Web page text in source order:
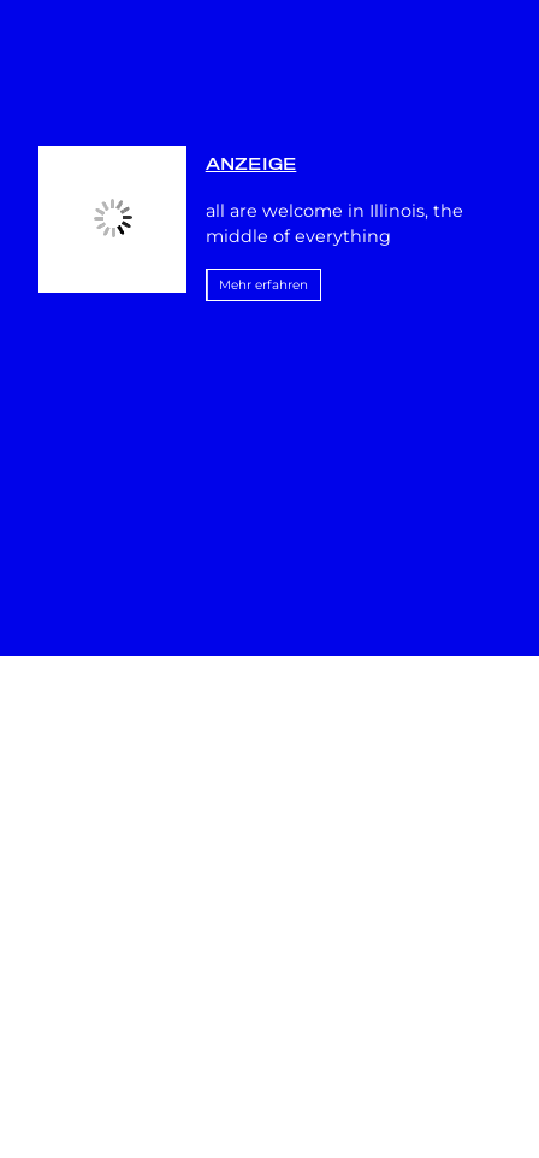
ANZEIGE
all are welcome in Illinois, the
middle of everything
Mehr erfahren